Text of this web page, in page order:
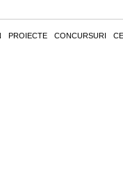
PROIECTE CONCURSURI